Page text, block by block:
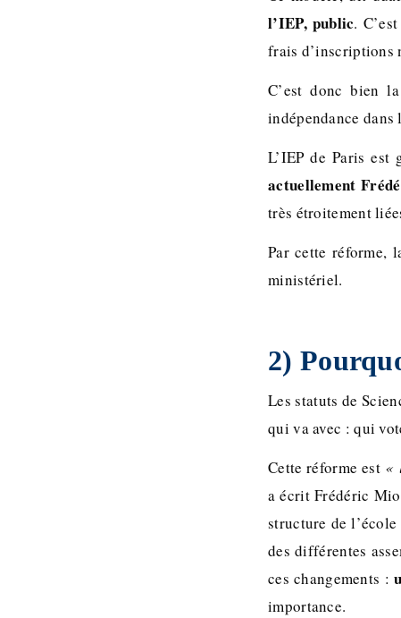
l’IEP, public.
frais d’inscriptions
C’est donc bien
indépendance
L’IEP de Paris
actuellement
très étroitement
Par cette réforme,
ministériel.
2)
Les statuts de
qui va avec : qui
Cette réforme est «
a écrit Frédéric
structure de
des différentes
ces changements :
importance.